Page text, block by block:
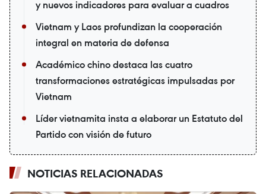
y nuevos indicadores para evaluar a cuadros
Vietnam y Laos profundizan la cooperación
integral en materia de defensa
Académico chino destaca las cuatro
transformaciones estratégicas impulsadas por
Vietnam
Líder vietnamita insta a elaborar un Estatuto del
Partido con visión de futuro
NOTICIAS RELACIONADAS